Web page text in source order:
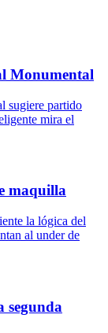
Monumental
sugiere partido
mira el
maquilla
la lógica del
al under de
segunda